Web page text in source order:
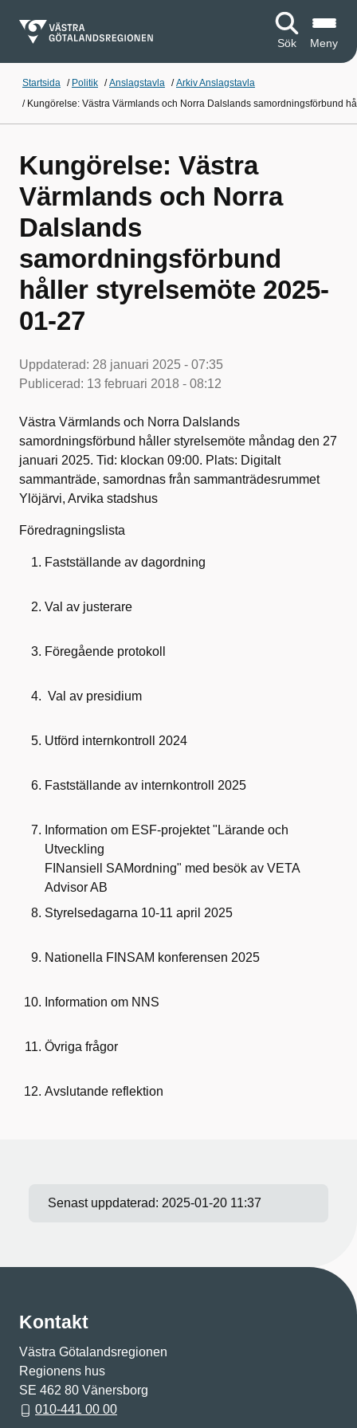
Sök Meny
Startsida / Politik /Anslagstavla /Arkiv Anslagstavla
/ Kungörelse: Västra Värmlands och Norra Dalslands samordningsförbund
Kungörelse: Västra
Värmlands och Norra
Dalslands
samordningsförbund
håller styrelsemöte 2025-
01-27
Uppdaterad: 28 januari 2025 - 07:35
Publicerad: 13 februari 2018 - 08:12
Västra Värmlands och Norra Dalslands
samordningsförbund håller styrelsemöte måndag den 27
januari 2025. Tid: klockan 09:00. Plats: Digitalt
sammanträde, samordnas från sammanträdesrummet
Ylöjärvi, Arvika stadshus
Föredragningslista
Fastställande av dagordning
Val av justerare
Föregående protokoll
Val av presidium
Utförd internkontroll 2024
Fastställande av internkontroll 2025
Information om ESF-projektet "Lärande och
Utveckling
FINansiell SAMordning" med besök av VETA
Advisor AB
Styrelsedagarna 10-11 april 2025
Nationella FINSAM konferensen 2025
Information om NNS
Övriga frågor
Avslutande reflektion
Senast uppdaterad: 2025-01-20 11:37
Kontakt
Västra Götalandsregionen
Regionens hus
SE 462 80 Vänersborg
010-441 00 00